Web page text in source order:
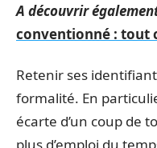
A découvrir
conventionné : tout
Retenir ses
formalité. En
écarte d’un coup de